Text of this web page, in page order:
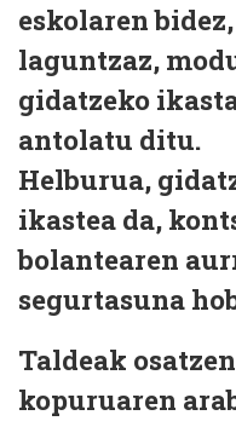
eskolaren
laguntzaz,
gidatzeko
antolatu ditu.
Helburua,
ikastea da,
bolantearen
segurtasuna
Taldeak
kopuruaren